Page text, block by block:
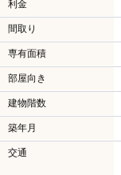
利金
間取り
専有面積
部屋向き
建物階数
築年月
交通